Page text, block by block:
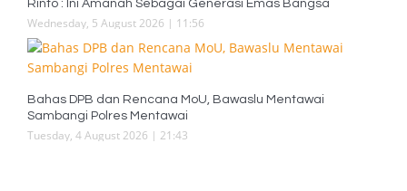
Rinto : Ini Amanah Sebagai Generasi Emas Bangsa
Wednesday, 5 August 2026 | 11:56
Bahas DPB dan Rencana MoU, Bawaslu Mentawai
Sambangi Polres Mentawai
Tuesday, 4 August 2026 | 21:43